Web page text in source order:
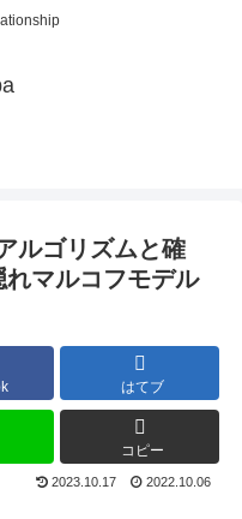
ルゴリズムと確
マルコフモデル
はてブ
コピー
2023.10.17 2022.10.06